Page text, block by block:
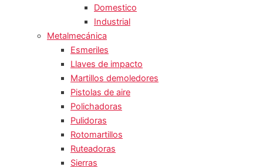
Domestico
Industrial
Metalmecánica
Esmeriles
Llaves de impacto
Martillos demoledores
Pistolas de aire
Polichadoras
Pulidoras
Rotomartillos
Ruteadoras
Sierras